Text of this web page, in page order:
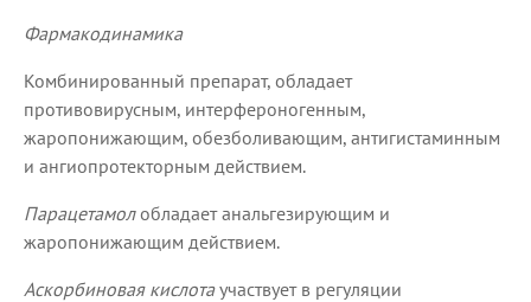
Фармакодинамика
Комбинированный препарат, обладает
противовирусным, интерфероногенным,
жаропонижающим, обезболивающим, антигистаминным
и ангиопротекторным действием.
Парацетамолобладает анальгезирующим и
жаропонижающим действием.
Аскорбиновая кислотаучаствует в регуляции